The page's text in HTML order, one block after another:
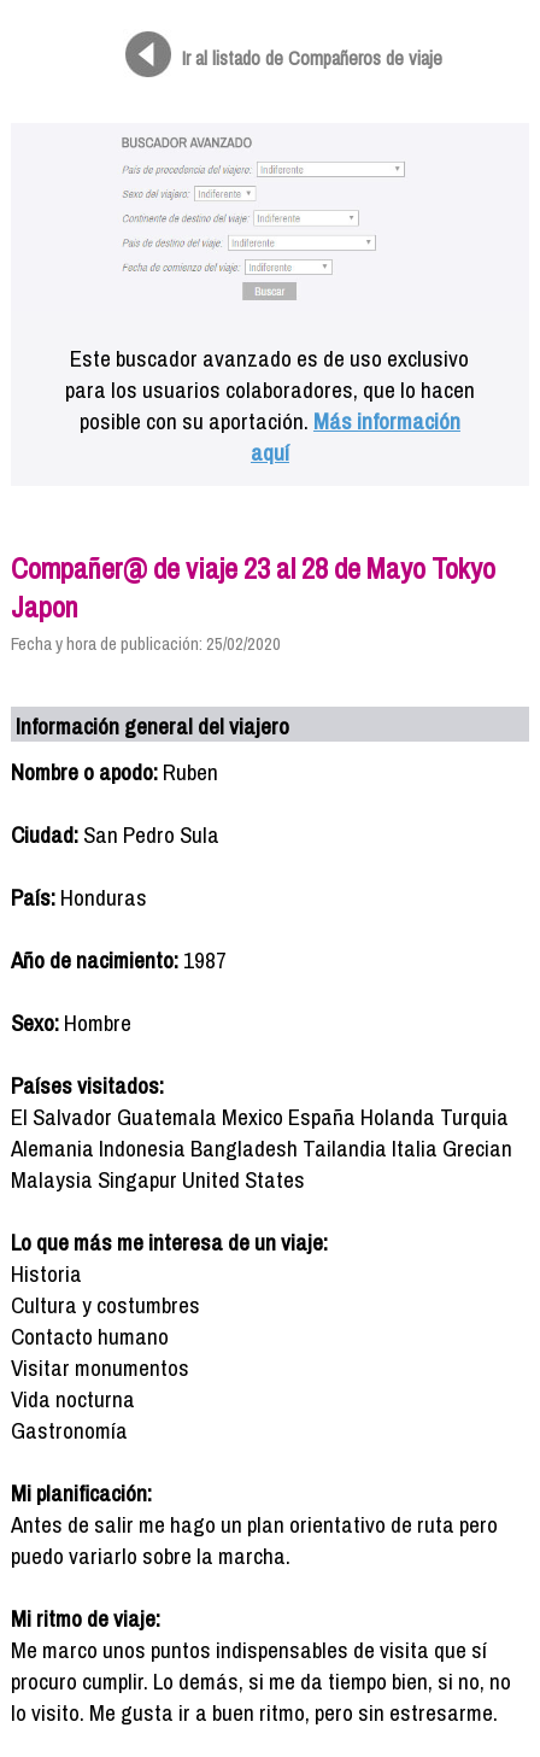
Ir al listado de Compañeros de viaje
Este buscador avanzado es de uso exclusivo
para los usuarios colaboradores, que lo hacen
posible con su aportación. Más información
aquí
Compañer@ de viaje 23 al 28 de Mayo Tokyo
Japon
Fecha y hora de publicación: 25/02/2020
Información general del viajero
Nombre o apodo:Ruben
Ciudad:San Pedro Sula
País:Honduras
Año de nacimiento:1987
Sexo:Hombre
Países visitados:
El Salvador Guatemala Mexico España Holanda Turquia
Alemania Indonesia Bangladesh Tailandia Italia Grecian
Malaysia Singapur United States
Lo que más me interesa de un viaje:
Historia
Cultura y costumbres
Contacto humano
Visitar monumentos
Vida nocturna
Gastronomía
Mi planificación:
Antes de salir me hago un plan orientativo de ruta pero
puedo variarlo sobre la marcha.
Mi ritmo de viaje:
Me marco unos puntos indispensables de visita que sí
procuro cumplir. Lo demás, si me da tiempo bien, si no, no
lo visito. Me gusta ir a buen ritmo, pero sin estresarme.